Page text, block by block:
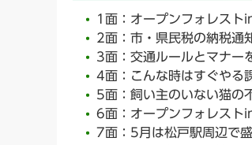
1面：オープンフォレスト
2面：市・県民税の納税通
3面：交通ルールとマナー
4面：こんな時はすぐやる
5面：飼い主のいない猫の
6面：オープンフォレスト
7面：5月は松戸駅周辺で